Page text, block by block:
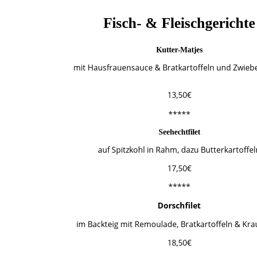
Fisch- & Fleischgerichte
Kutter-Matjes
mit Hausfrauensauce & Bratkartoffeln und
13,50€
*****
Seehechtfilet
auf Spitzkohl in Rahm, dazu
17,50€
*****
Dorschfilet
im Backteig mit Remoulade, Bratkartoffeln &
18,50€